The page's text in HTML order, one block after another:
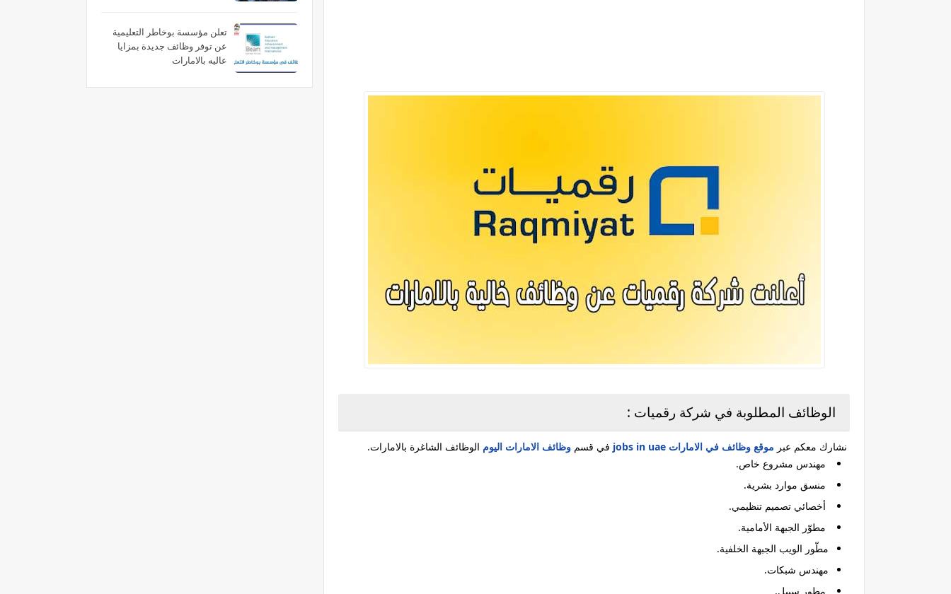
الوظائف المطلوبة في شركة رقميات :
نشارك معكم عبر موقع وظائف في الامارات jobs in uae في قسم وظائف الامارات اليوم الوظائف الشاغرة بالامارات.
مهندس مشروع خاص.
منسق موارد بشرية.
أخصائي تصميم تنظيمي.
مطوّر الجبهة الأمامية.
مطّور الويب الجبهة الخلفية.
مهندس شبكات.
مطور سيبل.
تعلن مؤسسة بوخاطر التعليمية
عن توفر وظائف جديدة بمزايا
عاليه بالامارات